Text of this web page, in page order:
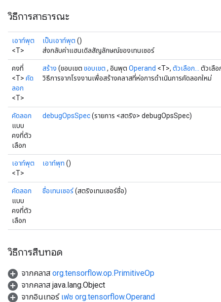
วิธีการสาธารณะ
เอาท์พุต
<T>
เป็นเอาท์พุต ()
ส่งกลับค่าแฮนเดิลสัญลักษณ์ของเทนเซอร์
คงที่
<T> คัด
ลอก
<T>
สร้าง (ขอบเขต ขอบเขต , อินพุต Operand <T>, ตัวเลือก...
ตัวเลือ
วิธีการจากโรงงานเพื่อสร้างคลาสที่ห่อการดำเนินการคัดลอกใหม่
คัดลอก
แบบ
คงที่ตัว
เลือก
debugOpsSpec(รายการ <สตริง> debugOpsSpec)
เอาท์พุต
<T>
เอาท์พุท ()
คัดลอก
แบบ
คงที่ตัว
เลือก
ชื่อเทนเซอร์(สตริงเทนเซอร์ชื่อ)
วิธีการสืบทอด
จากคลาส org.tensorflow.op.PrimitiveOp
จากคลาส java.lang.Object
จากอินเทอร์ เฟซ org.tensorflow.Operand